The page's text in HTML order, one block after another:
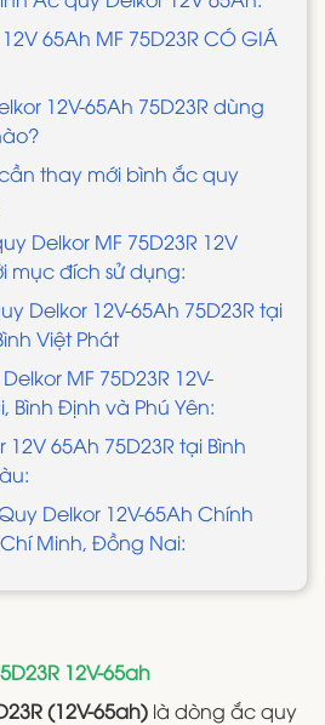
65Ah MF 75D23R CÓ GIÁ
12V-65Ah 75D23R dùng
thay mới bình ắc quy
Delkor MF 75D23R 12V
mục đích sử dụng:
Delkor 12V-65Ah 75D23R tại
Việt Phát
MF 75D23R 12V-
Bình Định và Phú Yên:
65Ah 75D23R tại Bình
Delkor 12V-65Ah Chính
Minh, Đồng Nai:
12V-65ah
(12V-65ah) là dòng ắc quy